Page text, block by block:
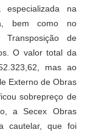
especializada na
bem como no
de
O valor total da
mas ao
Externo de Obras
sobrepreço de
a Secex Obras
cautelar, que foi